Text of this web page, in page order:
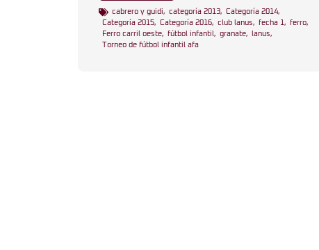
cabrero y guidi, categoría 2013, Categoría 2014,
Categoría 2015, Categoría 2016, club lanus, fecha 1 , ferro,
Ferro carril oeste, fútbol infantil , granate, lanus,
Torneo de fútbol infantil afa